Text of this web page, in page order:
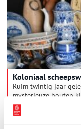
Koloniaal
Ruim twintig jaar
mysterieuze houten
vondst vormde het
zogenaamde
verging. Het schip,